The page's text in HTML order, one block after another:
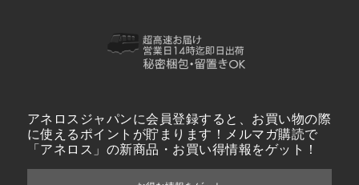
アネロスジャパンに会員登録すると、お買い物の際
に使えるポイントが貯まります！メルマガ購読で
「アネロス」の新商品・お買い得情報をゲット！